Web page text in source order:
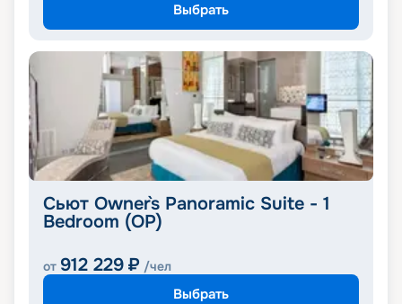
Выбрать
Сьют Owner`s Panoramic Suite - 1
Bedroom (OP)
от 912 229 ₽ /чел
Выбрать